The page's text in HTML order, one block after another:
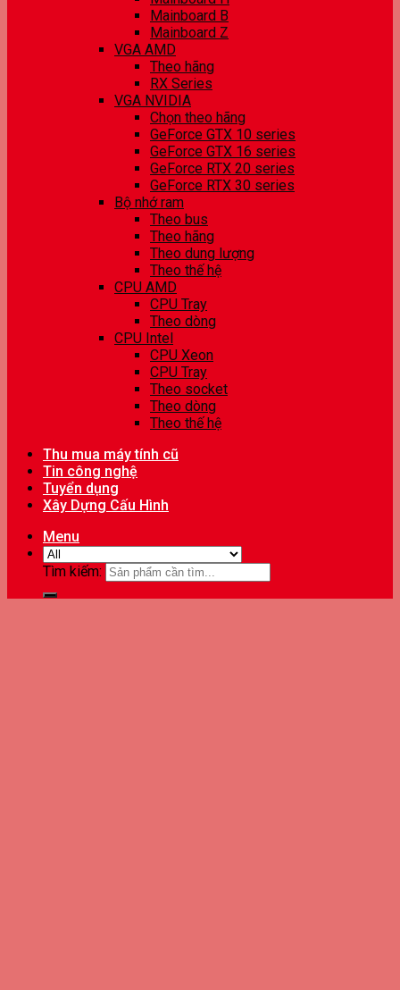
Mainboard B
Mainboard Z
VGA AMD
Theo hãng
RX Series
VGA NVIDIA
Chọn theo hãng
GeForce GTX 10 series
GeForce GTX 16 series
GeForce RTX 20 series
GeForce RTX 30 series
Bộ nhớ ram
Theo bus
Theo hãng
Theo dung lượng
Theo thế hệ
CPU AMD
CPU Tray
Theo dòng
CPU Intel
CPU Xeon
CPU Tray
Theo socket
Theo dòng
Theo thế hệ
Thu mua máy tính cũ
Tin công nghệ
Tuyển dụng
Xây Dựng Cấu Hình
Menu
Tìm kiếm: